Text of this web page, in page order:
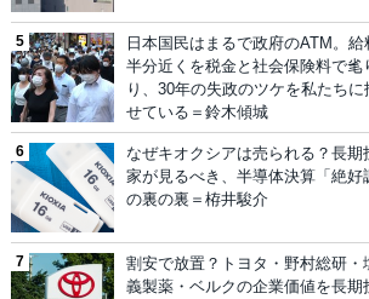
日本国民はまるで政府のATM。給
半分近くを税金と社会保険料で毟
り、30年の失政のツケを私たちに
せている＝鈴木傾城
なぜキオクシアは売られる？長期
家が見るべき、半導体決算「絶好
の裏の裏＝栫井駿介
割安で放置？トヨタ・野村総研・
義製薬・ベルクの企業価値を長期